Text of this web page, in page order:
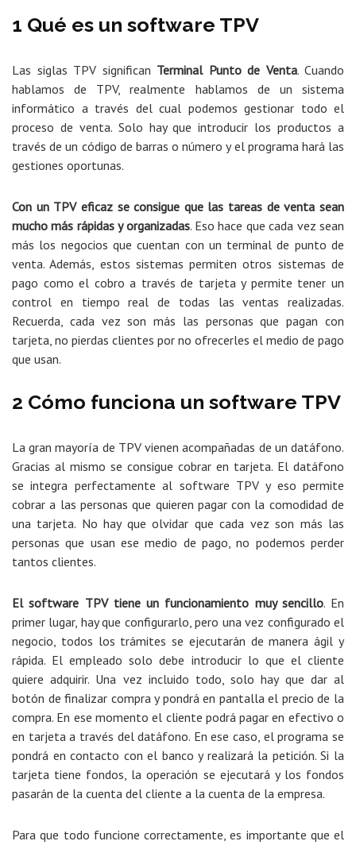
1 Qué es un software TPV
Las siglas TPV significan Terminal Punto de Venta. Cuando
hablamos de TPV, realmente hablamos de un sistema
informático a través del cual podemos gestionar todo el
proceso de venta. Solo hay que introducir los productos a
través de un código de barras o número y el programa hará las
gestiones oportunas.
Con un TPV eficaz se consigue que las tareas de venta sean
mucho más rápidas y organizadas. Eso hace que cada vez sean
más los negocios que cuentan con un terminal de punto de
venta. Además, estos sistemas permiten otros sistemas de
pago como el cobro a través de tarjeta y permite tener un
control en tiempo real de todas las ventas realizadas.
Recuerda, cada vez son más las personas que pagan con
tarjeta, no pierdas clientes por no ofrecerles el medio de pago
que usan.
2 Cómo funciona un software TPV
La gran mayoría de TPV vienen acompañadas de un datáfono.
Gracias al mismo se consigue cobrar en tarjeta. El datáfono
se integra perfectamente al software TPV y eso permite
cobrar a las personas que quieren pagar con la comodidad de
una tarjeta. No hay que olvidar que cada vez son más las
personas que usan ese medio de pago, no podemos perder
tantos clientes.
El software TPV tiene un funcionamiento muy sencillo. En
primer lugar, hay que configurarlo, pero una vez configurado el
negocio, todos los trámites se ejecutarán de manera ágil y
rápida. El empleado solo debe introducir lo que el cliente
quiere adquirir. Una vez incluido todo, solo hay que dar al
botón de finalizar compra y pondrá en pantalla el precio de la
compra. En ese momento el cliente podrá pagar en efectivo o
en tarjeta a través del datáfono. En ese caso, el programa se
pondrá en contacto con el banco y realizará la petición. Si la
tarjeta tiene fondos, la operación se ejecutará y los fondos
pasarán de la cuenta del cliente a la cuenta de la empresa.
Para que todo funcione correctamente, es importante que el